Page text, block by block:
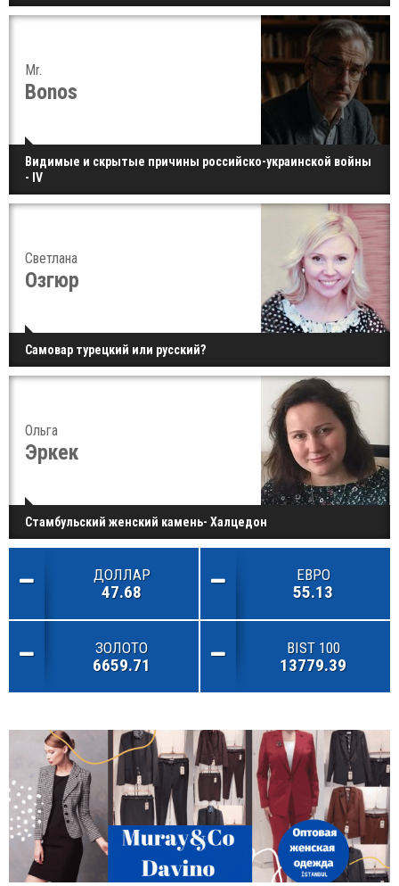
Mr.
Bonos
Видимые и скрытые причины российско-украинской войны
- IV
Светлана
Озгюр
Самовар турецкий или русский?
Ольга
Эркек
Стамбульский женский камень- Халцедон
ДОЛЛАР
47.68
ЕВРО
55.13
ЗОЛОТО
6659.71
BIST 100
13779.39